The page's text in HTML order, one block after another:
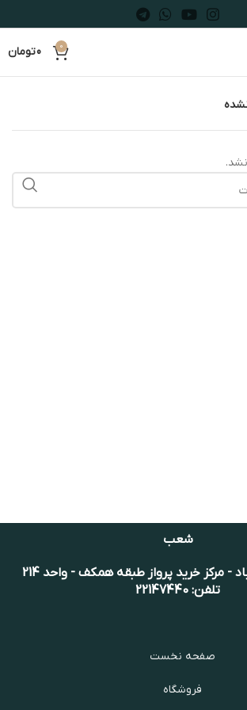
0
0تومان
شعب
تلفن: 22147440
صفحه نخست
فروشگاه